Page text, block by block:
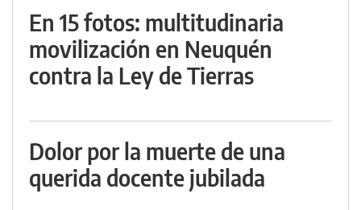
En 15 fotos: multitudinaria
movilización en Neuquén
contra la Ley de Tierras
Dolor por la muerte de una
querida docente jubilada